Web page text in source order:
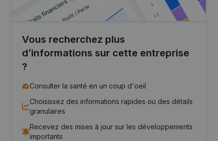
Vous recherchez plus
d’informations sur cette entreprise
?
Consulter la santé en un coup d'oeil
Choisissez des informations rapides ou des détails
granulaires
Recevez des mises à jour sur les développements
importants